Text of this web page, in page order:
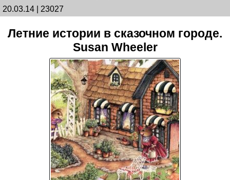
20.03.14 | 23027
Летние истории в сказочном городе.
Susan Wheeler